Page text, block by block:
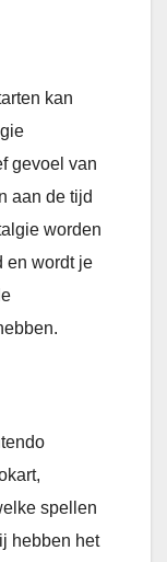
kan
gevoel van
aan de tijd
worden
en wordt je
spellen
hebben het